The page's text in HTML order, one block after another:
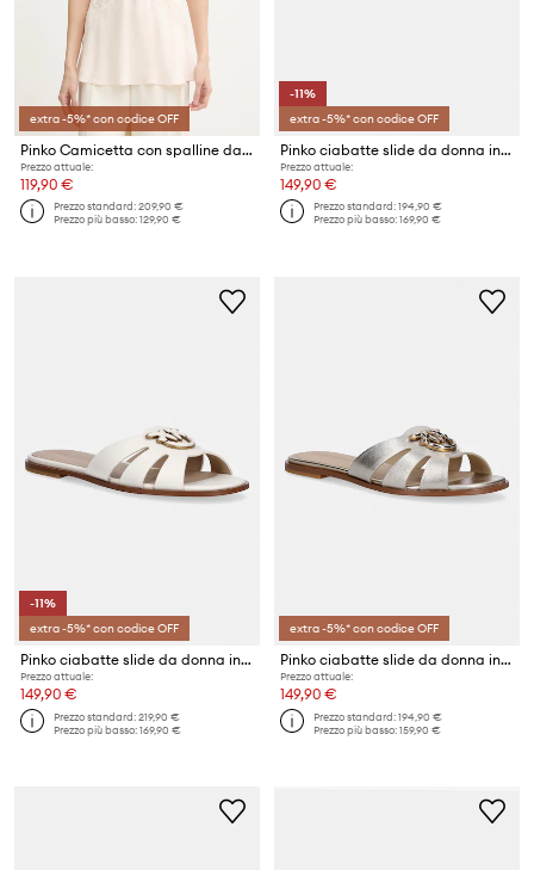
extra -5%* con codice OFF
Pinko Camicetta con spalline da donna in viscosa
Prezzo attuale:
119,90 €
Prezzo standard:209,90 €
Prezzo più basso:129,90 €
-11%
extra -5%* con codice OFF
Pinko ciabatte slide da donna in pelle Milly 04
Prezzo attuale:
149,90 €
Prezzo standard:194,90 €
Prezzo più basso:169,90 €
-11%
extra -5%* con codice OFF
Pinko ciabatte slide da donna in pelle Milly 04
Prezzo attuale:
149,90 €
Prezzo standard:219,90 €
Prezzo più basso:169,90 €
extra -5%* con codice OFF
Pinko ciabatte slide da donna in pelle Milly 04
Prezzo attuale:
149,90 €
Prezzo standard:194,90 €
Prezzo più basso:159,90 €